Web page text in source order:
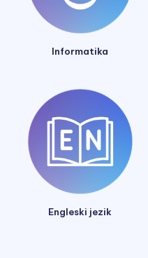
Informatika
Engleski jezik